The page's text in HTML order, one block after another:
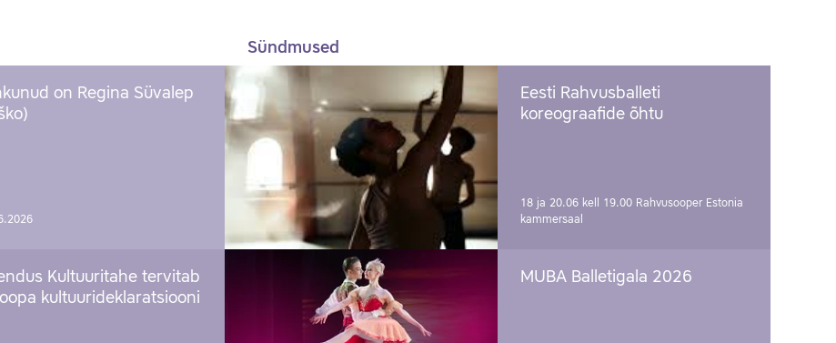
on Regina Süvalep
Kultuuritahe tervitab
kultuurideklaratsiooni
Sündmused
Eesti Rahvusballeti
koreograafide õhtu
18 ja 20.06 kell 19.00 Rahvusooper Estonia
kammersaal
MUBA Balletigala 2026